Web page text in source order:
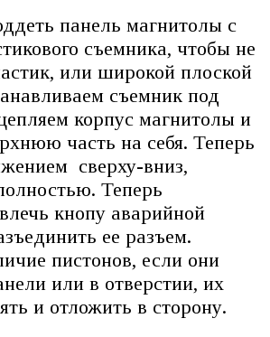
панель магнитолы с
съемника, чтобы не
или широкой плоской
съемник под
корпус магнитолы и
часть на себя. Теперь
сверху-вниз,
Теперь
кнопу аварийной
ее разъем.
пистонов, если они
или в отверстии, их
и отложить в сторону.